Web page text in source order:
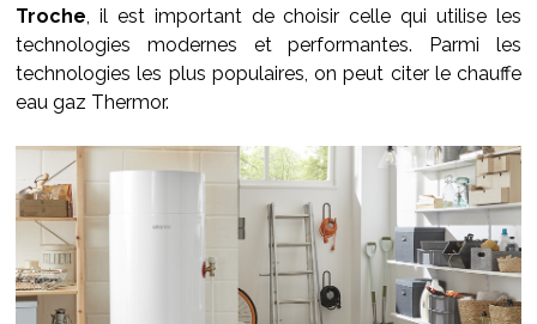
Troche, il est important de choisir celle qui utilise les
technologies modernes et performantes. Parmi les
technologies les plus populaires, on peut citer le chauffe
eau gaz Thermor.